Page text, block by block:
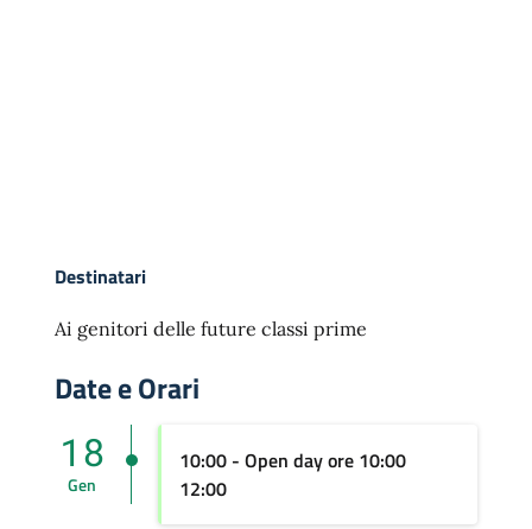
Destinatari
Ai genitori delle future classi prime
Date e Orari
10:00 - Open day ore 10:00
12:00
18
Gen